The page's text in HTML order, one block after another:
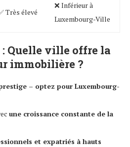
Très élevé
❌ Inférieur à
Luxembourg-Ville
Quelle ville offre la
immobilière ?
– optez pour Luxembourg-
une croissance constante de la
et expatriés à hauts